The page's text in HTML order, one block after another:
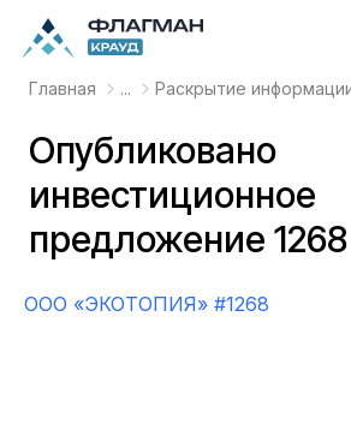
Главная ... Раскрытие
Опубликовано
инвестиционное
предложение 1268
OOO «ЭКОТОПИЯ» #1268